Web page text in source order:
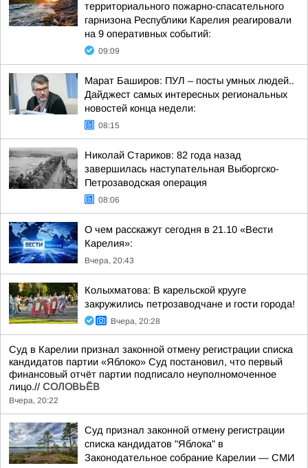
территориального пожарно-спасательного
гарнизона Республики Карелия реагировали
на 9 оперативных событий:
09:09
Марат Баширов: ПУЛ – посты умных людей..
Дайджест самых интересных региональных
новостей конца недели:
08:15
Николай Стариков: 82 года назад
завершилась наступательная Выборгско-
Петрозаводская операция
08:06
О чем расскажут сегодня в 21.10 «Вести
Карелия»:
Вчера, 20:43
Колыхматова: В карельской крууге
закружились петрозаводчане и гости города!
Вчера, 20:28
Суд в Карелии признал законной отмену регистрации списка
кандидатов партии «Яблоко» Суд постановил, что первый
финансовый отчёт партии подписало неуполномоченное
лицо.// СОЛОВЬЁВ
Вчера, 20:22
Суд признал законной отмену регистрации
списка кандидатов "Яблока" в
Законодательное собрание Карелии — СМИ